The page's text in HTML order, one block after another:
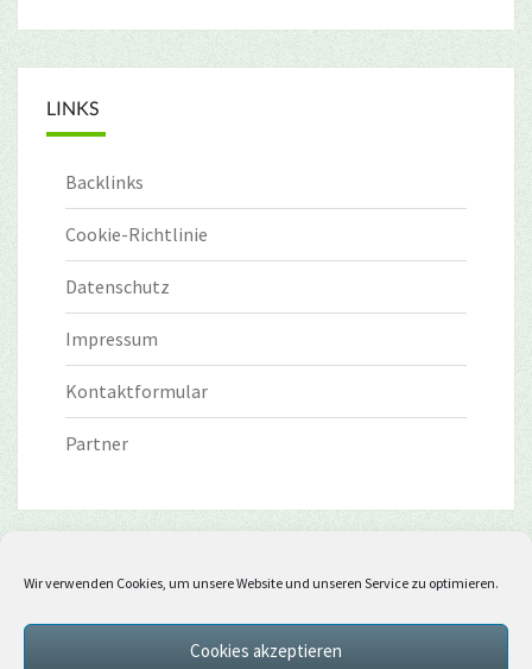
Wir verwenden Cookies, um unsere Website und unseren Service zu optimieren.
Cookies akzeptieren
LINKS
Backlinks
Cookie-Richtlinie
Datenschutz
Impressum
Kontaktformular
Partner